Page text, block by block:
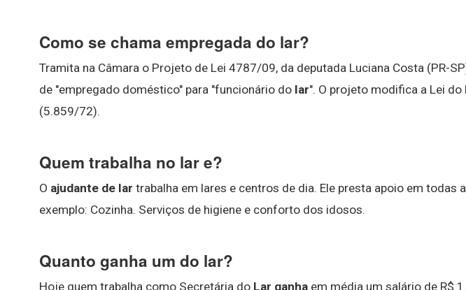
Como se chama empregada do lar?
Tramita na Câmara o Projeto de Lei 4787/09, da deputada Luciana Costa (PR-
de "empregado doméstico" para "funcionário do lar". O projeto modifica a Lei
(5.859/72).
Quem trabalha no lar e?
O ajudante de lar trabalha em lares e centros de dia. Ele presta apoio em todas
exemplo: Cozinha. Serviços de higiene e conforto dos idosos.
Quanto ganha um do lar?
Hoje quem trabalha como Secretária do Lar ganha em média um salário de R$